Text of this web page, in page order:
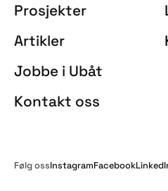
Prosjekter
Artikler
Jobbe i Ubåt
Kontakt oss
Følg ossInstagramFacebook